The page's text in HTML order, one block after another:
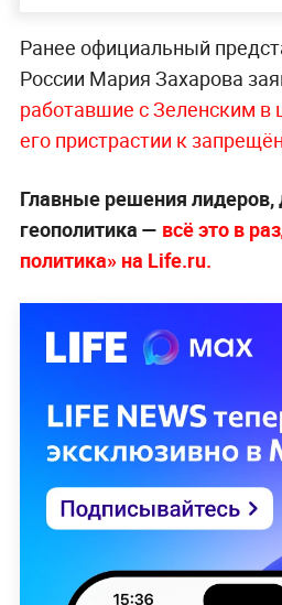
Ранее официальный
России Мария Захарова
работавшие с Зеленским в
его пристрастии к
Главные решения лидеров,
геополитика — всё это в
политика» на Life.ru.